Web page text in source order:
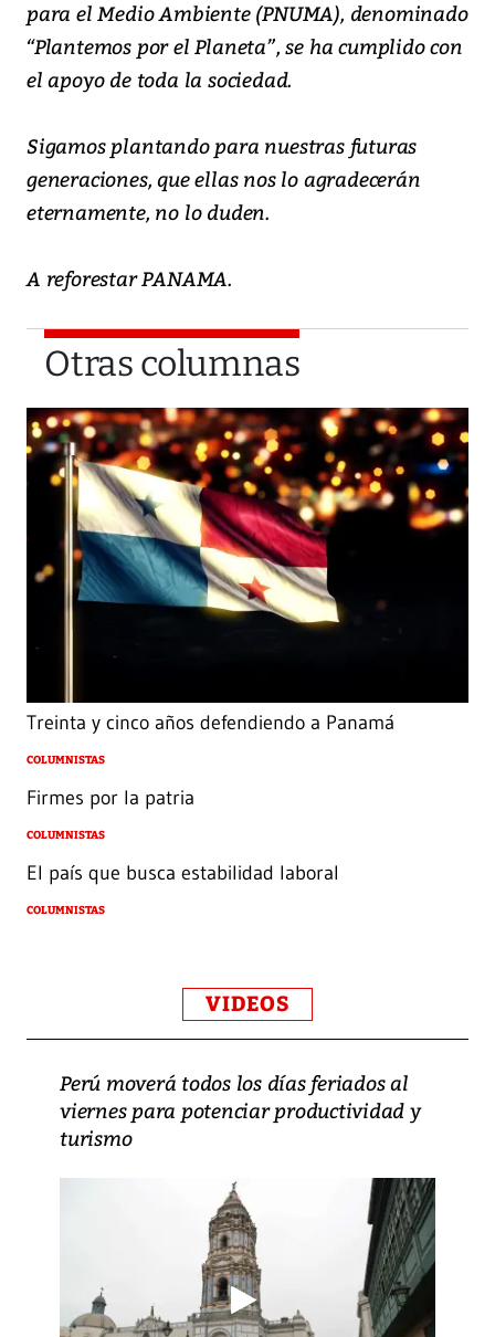
para el Medio Ambiente (PNUMA), denominado
“Plantemos por el Planeta”, se ha cumplido con
el apoyo de toda la sociedad.
Sigamos plantando para nuestras futuras
generaciones, que ellas nos lo agradecerán
eternamente, no lo duden.
A reforestar PANAMA.
Otras columnas
Treinta y cinco años defendiendo a Panamá
COLUMNISTAS
Firmes por la patria
COLUMNISTAS
El país que busca estabilidad laboral
COLUMNISTAS
VIDEOS
Perú moverá todos los días feriados al
viernes para potenciar productividad y
turismo